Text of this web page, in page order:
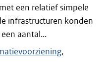
een relatief simpele
infrastructuren konden
aantal...